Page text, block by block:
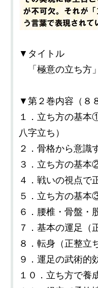
▼タイトル
「極意の立ち方
▼第２巻内容（８
１．立ち方の基
八字立ち）
２．骨格から意識
３．立ち方の基
４．戦いの視点で
５．立ち方の基本
６．腰椎・骨盤・
７．基本の運足（
８．転身（正整立
９．運足の武術的
１０．立ち方で養